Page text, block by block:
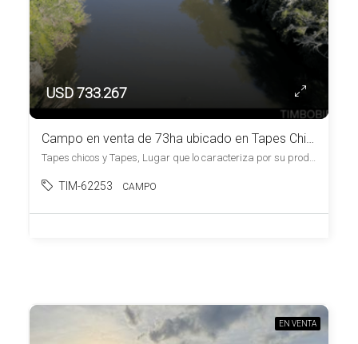
USD 733.267
Campo en venta de 73ha ubicado en Tapes Chico, Lugar de Paz y Armonía.
Tapes chicos y Tapes, Lugar que lo caracteriza por su productividad y tranquilidad, , Tapes Chico
TIM-62253 CAMPO
EN VENTA